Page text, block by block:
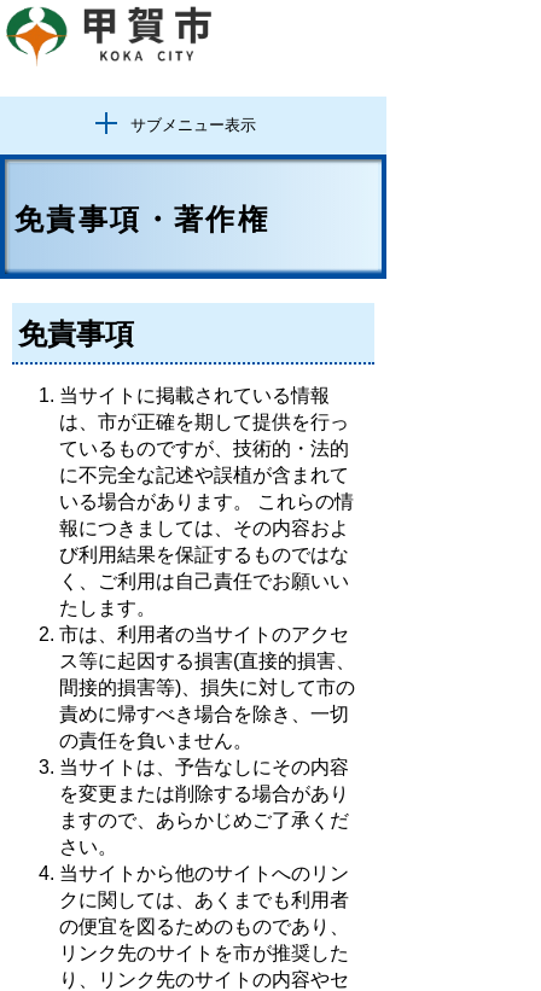
サブメニュー表示
免責事項・著作権
免責事項
当サイトに掲載されている情報
は、市が正確を期して提供を行っ
ているものですが、技術的・法的
に不完全な記述や誤植が含まれて
いる場合があります。 これらの情
報につきましては、その内容およ
び利用結果を保証するものではな
く、ご利用は自己責任でお願いい
たします。
市は、利用者の当サイトのアクセ
ス等に起因する損害(直接的損害、
間接的損害等)、損失に対して市の
責めに帰すべき場合を除き、一切
の責任を負いません。
当サイトは、予告なしにその内容
を変更または削除する場合があり
ますので、あらかじめご了承くだ
さい。
当サイトから他のサイトへのリン
クに関しては、あくまでも利用者
の便宜を図るためのものであり、
リンク先のサイトを市が推奨した
り、リンク先のサイトの内容やセ